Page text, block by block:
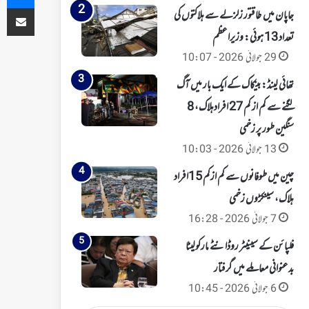
جاپان میں طاقتور زلزلے سے ہلاکتوں کی
تعداد 13 ہوئی: وزیراعظم
29 جولائی 2026 - 10:07
تھائی لینڈ: بینکاک کے ایک بار میں آگ
لگنے سے کم از کم 27 افرادہلاک، 8
سنگین طور پر زخمی
13 جولائی 2026 - 10:03
چین میں طوفانوں سے کم ازکم 15افراد
ہلاک، سینکڑوں زخمی
7 جولائی 2026 - 16:28
فلپائن کے سینیٹر روڈانٹے مارکولیٹا
بدعنوانی معاملے میں گرفتار
6 جولائی 2026 - 10:45
ای میل کے ذریعہ شیئر کریں